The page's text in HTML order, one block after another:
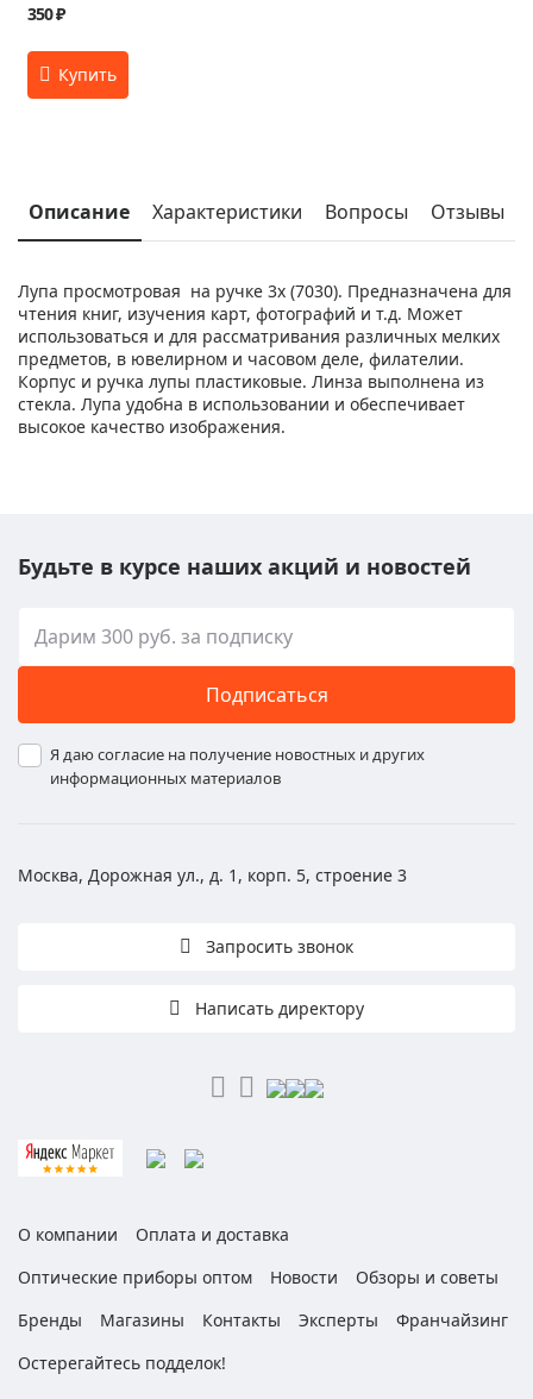
350 ₽
Описание Характеристики Вопросы Отзывы
Лупа просмотровая на ручке 3х (7030). Предназначена для
чтения книг, изучения карт, фотографий и т.д. Может
использоваться и для рассматривания различных мелких
предметов, в ювелирном и часовом деле, филателии.
Корпус и ручка лупы пластиковые. Линза выполнена из
стекла. Лупа удобна в использовании и обеспечивает
высокое качество изображения.
Будьте в курсе наших акций и новостей
Подписаться
Я даю согласие на получение новостных и других
информационных материалов
Москва, Дорожная ул., д. 1, корп. 5, строение 3
Запросить звонок
Написать директору
О компании
Оплата и доставка
Оптические приборы оптом
Новости
Обзоры и советы
Бренды
Магазины Контакты Эксперты
Франчайзинг
Остерегайтесь подделок!